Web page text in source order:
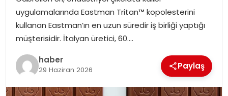
uygulamalarında Eastman Tritan™ kopolesterini
kullanan Eastman’ın en uzun süredir iş birliği yaptığı
müşterisidir. İtalyan üretici, 60….
haber
29 Haziran 2026 Paylaş